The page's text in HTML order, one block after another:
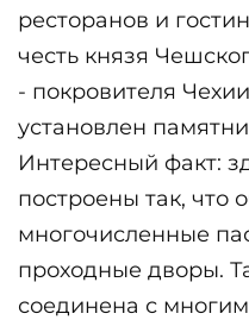
ресторанов и
честь князя
- покровителя
установлен
Интересный факт:
построены так, что
многочисленные
проходные дворы.
соединена с